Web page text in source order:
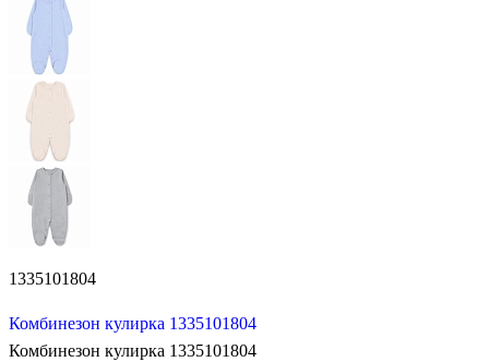
1335101804
Комбинезон кулирка 1335101804
Комбинезон кулирка 1335101804